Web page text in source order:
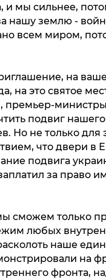
и мы сильнее,
нашу землю -
всем миром,
на
на это святое
подвиг
Но не только для
что двери в
подвига
за право
сможем только
любых
наше
на
фронта,